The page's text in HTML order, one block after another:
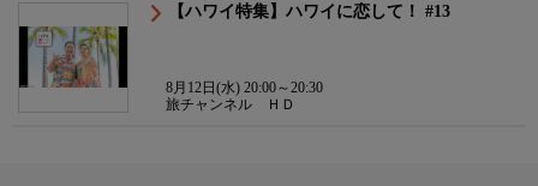
【ハワイ特集】ハワイに恋して！ #13
8月12日(水) 20:00～20:30
旅チャンネル ＨＤ